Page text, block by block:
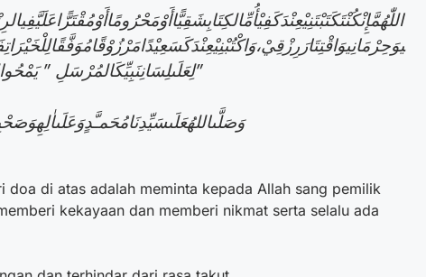
لِعَلَىلِسَانِنَبِيِّكَالمُرْسَلِ ” يَمْحُواللهُمَايَشَاءُوَيُثْبِتُوَعِنْدَهُأُمُّالكِتَابِ”
doa di atas adalah meminta kepada Allah sang pemilik
kekayaan dan memberi nikmat serta selalu ada